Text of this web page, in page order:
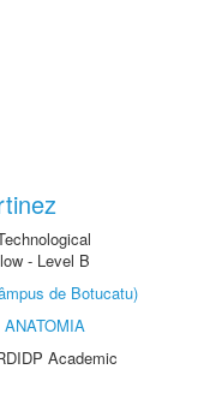
- Level B
de Botucatu)
Academic